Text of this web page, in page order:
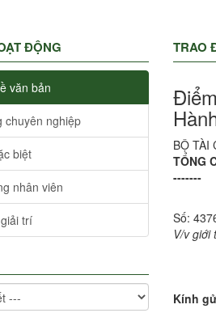
ĐỘNG
văn bản
chuyên nghiệp
biệt
nhân viên
trí
TRAO
BỘ TÀI
TỔNG
-------
Số:
V/v giới
Kính